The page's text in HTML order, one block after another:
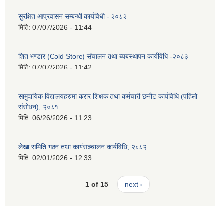
सुरक्षित आप्रवासन सम्बन्धी कार्यविधी - २०८२
मिति: 07/07/2026 - 11:44
शित भण्डार (Cold Store) संचालन तथा ब्यबस्थापन कार्यविधि -२०८३
मिति: 07/07/2026 - 11:42
सामुदायिक विद्यालयहरुमा करार शिक्षक तथा कर्मचारी छनौट कार्यविधि (पहिलो
संसोधन), २०८१
मिति: 06/26/2026 - 11:23
लेखा समिति गठन तथा कार्यसञ्चालन कार्यविधि, २०८२
मिति: 02/01/2026 - 12:33
1 of 15 next ›